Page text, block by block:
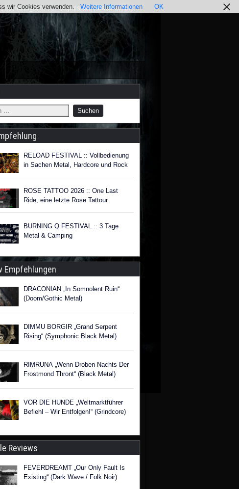
Instagram Impressum / Datenschutz
RELOAD FESTIVAL :: Vollbedienung
in Sachen Metal, Hardcore und Rock
ROSE TATTOO 2026 :: One Last
Ride, eine letzte Rose Tattour
BURNING Q FESTIVAL :: 3 Tage
Metal & Camping
Empfehlungen
DRACONIAN „In Somnolent Ruin“
(Doom/Gothic Metal)
DIMMU BORGIR „Grand Serpent
Rising“ (Symphonic Black Metal)
RIMRUNA „Wenn Droben Nachts Der
Frostmond Thront“ (Black Metal)
VOR DIE HUNDE „Weltmarktführer
Befiehl – Wir Entfolgen!“ (Grindcore)
Reviews
FEVERDREAMT „Our Only Fault Is
Existing“ (Dark Wave / Folk Noir)
wir Cookies verwenden. Weitere Informationen OK